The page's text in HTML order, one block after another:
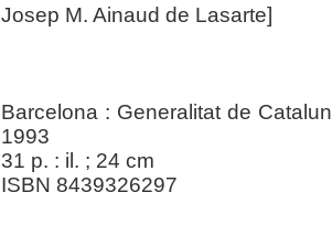
Josep M. Ainaud de Lasarte]
Barcelona : Generalitat de
1993
31 p. : il. ; 24 cm
ISBN 8439326297